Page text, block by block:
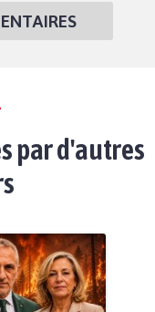
par d'autres